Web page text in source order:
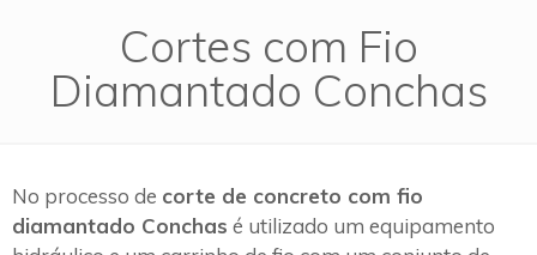
Cortes com Fio
Diamantado Conchas
No processo de corte de concreto com fio
diamantado Conchas é utilizado um equipamento